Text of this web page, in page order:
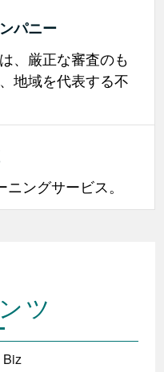
パニー
、厳正な審査のも
地域を代表する不
ングサービス。
ツ
Biz